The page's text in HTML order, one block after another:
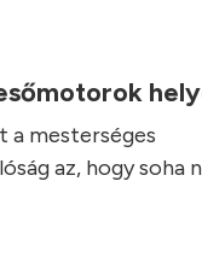
a mesterséges
az, hogy soha